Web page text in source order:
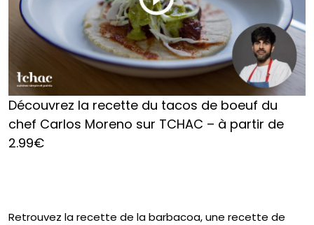
Découvrez la recette du tacos de boeuf du
chef Carlos Moreno sur TCHAC – à partir de
2.99€
Retrouvez la recette de la barbacoa, une recette de